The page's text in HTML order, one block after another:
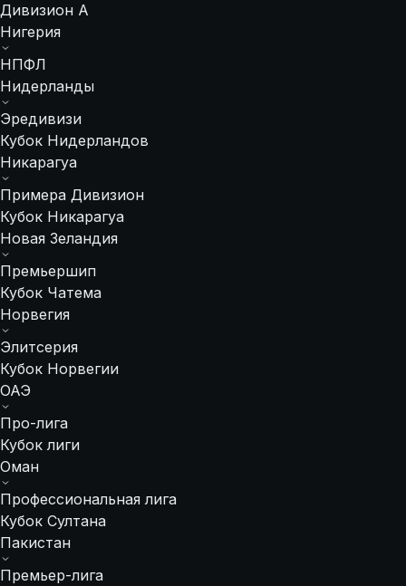
Дивизион А
Нигерия
НПФЛ
Нидерланды
Эредивизи
Кубок Нидерландов
Никарагуа
Примера Дивизион
Кубок Никарагуа
Новая Зеландия
Премьершип
Кубок Чатема
Норвегия
Элитсерия
Кубок Норвегии
ОАЭ
Про-лига
Кубок лиги
Оман
Профессиональная лига
Кубок Султана
Пакистан
Премьер-лига